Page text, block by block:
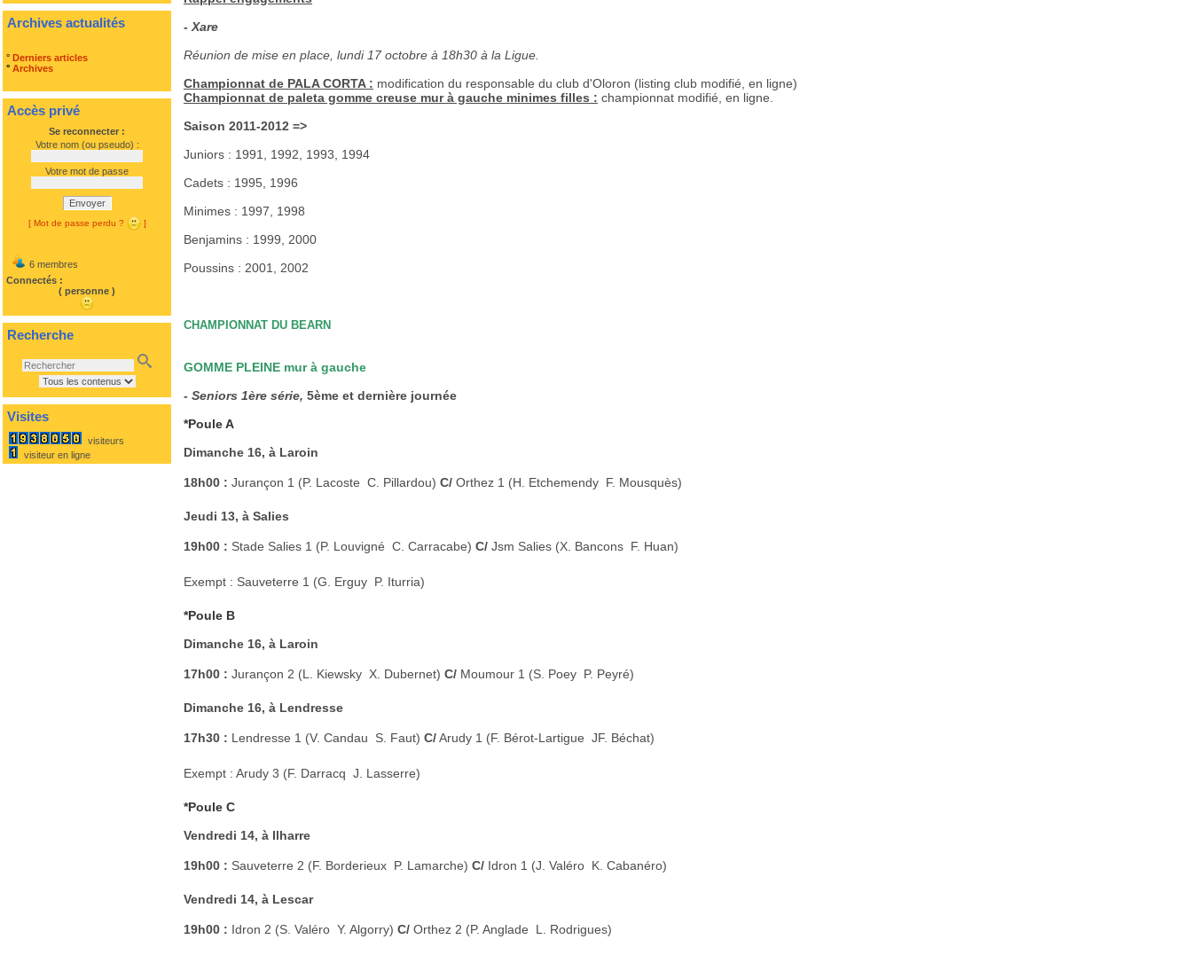
Archives actualités
° Derniers articles
° Archives
Accès privé
Se reconnecter :
Votre nom (ou pseudo) :
Votre mot de passe
Envoyer
[ Mot de passe perdu ? ]
6 membres
Connectés :
( personne )
Recherche
Visites
visiteurs
visiteur en ligne
- Xare
Réunion de mise en place, lundi 17 octobre à 18h30 à la Ligue.
Championnat de PALA CORTA : modification du responsable du club d'Oloron (listing club modifié, en ligne)
Championnat de paleta gomme creuse mur à gauche minimes filles : championnat modifié, en ligne.
Saison 2011-2012 =>
Juniors : 1991, 1992, 1993, 1994
Cadets : 1995, 1996
Minimes : 1997, 1998
Benjamins : 1999, 2000
Poussins : 2001, 2002
CHAMPIONNAT DU BEARN
GOMME PLEINE mur à gauche
- Seniors 1ère série, 5ème et dernière journée
*Poule A
Dimanche 16, à Laroin
18h00 : Jurançon 1 (P. Lacoste  C. Pillardou) C/ Orthez 1 (H. Etchemendy  F. Mousquès)
Jeudi 13, à Salies
19h00 : Stade Salies 1 (P. Louvigné  C. Carracabe) C/ Jsm Salies (X. Bancons  F. Huan)
Exempt : Sauveterre 1 (G. Erguy  P. Iturria)
*Poule B
Dimanche 16, à Laroin
17h00 : Jurançon 2 (L. Kiewsky  X. Dubernet) C/ Moumour 1 (S. Poey  P. Peyré)
Dimanche 16, à Lendresse
17h30 : Lendresse 1 (V. Candau  S. Faut) C/Arudy 1 (F. Bérot-Lartigue  JF. Béchat)
Exempt : Arudy 3 (F. Darracq  J. Lasserre)
*Poule C
Vendredi 14, à Ilharre
19h00 : Sauveterre 2 (F. Borderieux  P. Lamarche) C/ Idron 1 (J. Valéro  K. Cabanéro)
Vendredi 14, à Lescar
19h00 : Idron 2 (S. Valéro  Y. Algorry) C/ Orthez 2 (P. Anglade  L. Rodrigues)